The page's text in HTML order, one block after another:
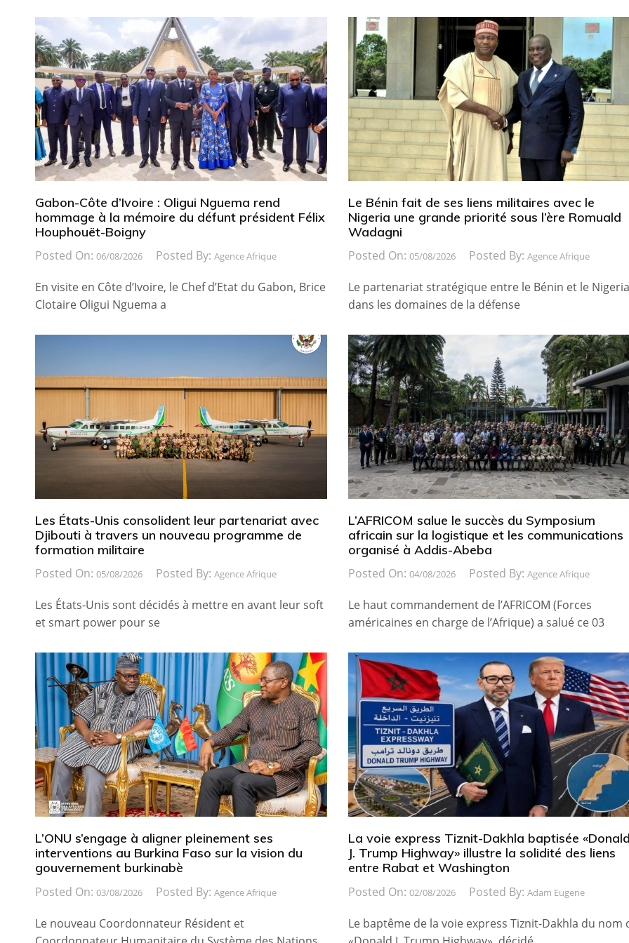
Gabon-Côte d’Ivoire : Oligui Nguema rend
hommage à la mémoire du défunt président Félix
Houphouët-Boigny
Posted On: 06/08/2026 Posted By: Agence Afrique
En visite en Côte d’Ivoire, le Chef d’Etat du Gabon, Brice
Clotaire Oligui Nguema a
Le Bénin fait de ses liens militaires avec le
Nigeria une grande priorité sous l’ère Romuald
Wadagni
Posted On: 05/08/2026 Posted By: Agence Afrique
Le partenariat stratégique entre le Bénin et le Nigeria
dans les domaines de la défense
Les États-Unis consolident leur partenariat avec
Djibouti à travers un nouveau programme de
formation militaire
Posted On: 05/08/2026 Posted By: Agence Afrique
Les États-Unis sont décidés à mettre en avant leur soft
et smart power pour se
L’AFRICOM salue le succès du Symposium
africain sur la logistique et les communications
organisé à Addis-Abeba
Posted On: 04/08/2026 Posted By: Agence Afrique
Le haut commandement de l’AFRICOM (Forces
américaines en charge de l’Afrique) a salué ce 03
L’ONU s’engage à aligner pleinement ses
interventions au Burkina Faso sur la vision du
gouvernement burkinabè
Posted On: 03/08/2026 Posted By: Agence Afrique
Le nouveau Coordonnateur Résident et
La voie express Tiznit-Dakhla baptisée
J. Trump Highway» illustre la solidité des liens
entre Rabat et Washington
Posted On: 02/08/2026 Posted By: Adam Eugene
Le baptême de la voie express Tiznit-Dakhla du nom